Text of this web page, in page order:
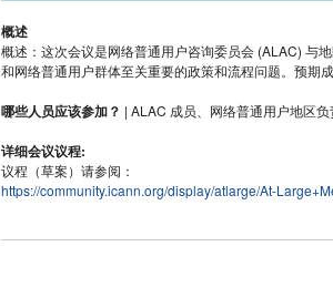
概述
概述：这次会议是网络普通用户咨询委员会 (ALAC) 与
和网络普通用户群体至关重要的政策和流程问题。预期
哪些人员应该参加？ | ALAC 成员、网络普通用户地区
详细会议议程:
议程（草案）请参阅：
https://community.icann.org/display/atlarge/At-